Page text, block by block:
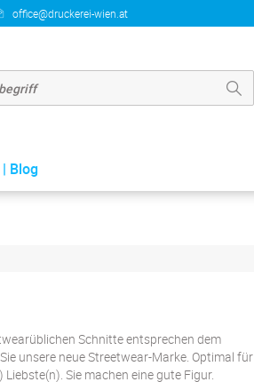
office@druckerei-wien.at
| Blog
Schnitte entsprechen dem
unsere neue Streetwear-Marke. Optimal für
Sie machen eine gute Figur.